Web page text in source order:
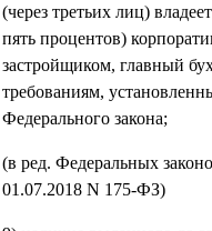
(через третьих лиц)
пять процентов)
застройщиком, главный
требованиям,
Федерального закона;
(в ред. Федеральных
01.07.2018 N 175-ФЗ)